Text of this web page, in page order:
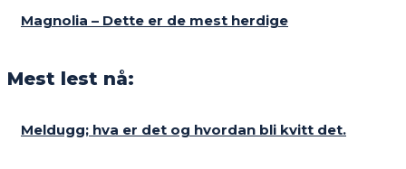
Magnolia – Dette er de mest herdige
Mest lest nå:
Meldugg; hva er det og hvordan bli kvitt det.